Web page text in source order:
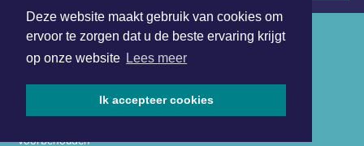
Deze website maakt gebruik van cookies om
ervoor te zorgen dat u de beste ervaring krijgt
op onze website Lees meer
Ik accepteer cookies
voorbehouden
Algemene voorwaarden
Disclaimer